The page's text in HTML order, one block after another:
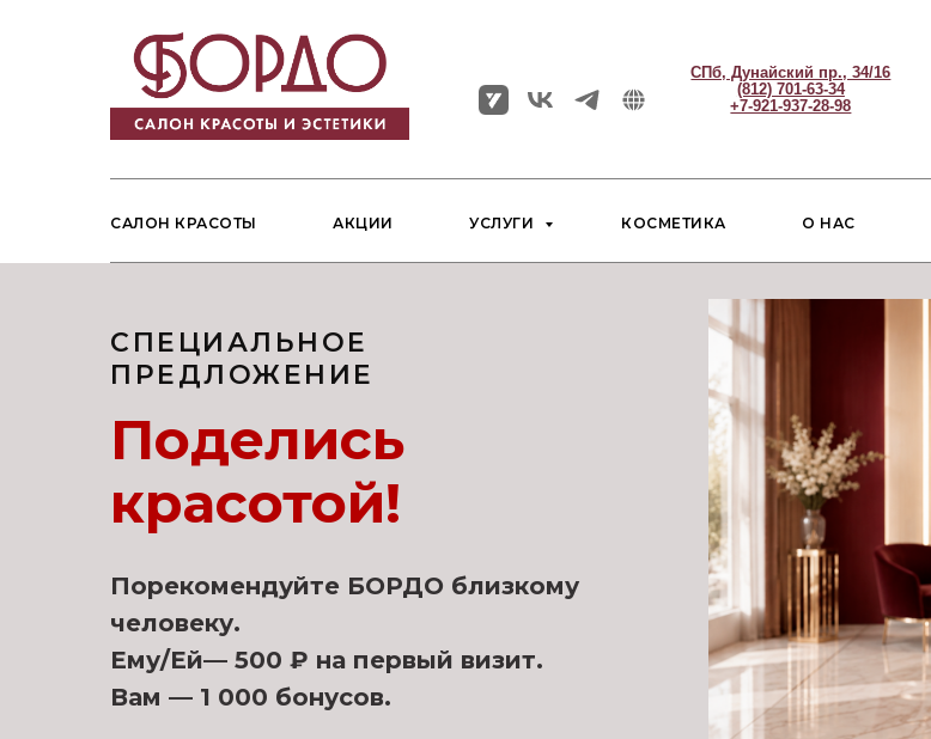
СПб, Дунайский пр., 34/16
(812) 701-63-34
+7-921-937-28-98
САЛОН КРАСОТЫ АКЦИИ УСЛУГИ КОСМЕТИКА О НАС
СПЕЦИАЛЬНОЕ
ПРЕДЛОЖЕНИЕ
Поделись
красотой!
Порекомендуйте БОРДО близкому
человеку.
Ему/Ей— 500 ₽ на первый визит.
Вам — 1 000 бонусов.